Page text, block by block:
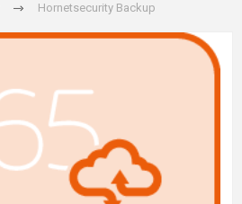
Hornetsecurity Backup